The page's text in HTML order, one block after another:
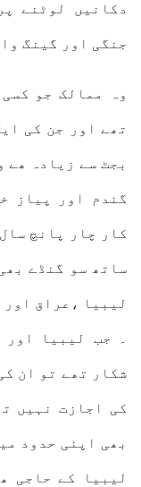
دکانیں لوٹنے
جنگی اور گینگ
وہ ممالک جو
تھے اور جن کی
بجٹ سے زیادہ ھے
گندم اور پیاز
کار چار پانچ
ساتھ سو گنڈے
لیبیا ،عراق
۔ جب لیبیا اور
شکار تھے تو ان
کی اجازت نہیں
بھی اپنی حدود
لیبیا کے حاجی